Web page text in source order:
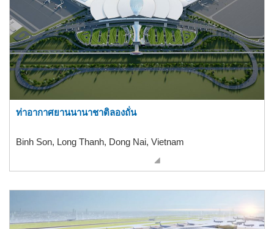
ท่าอากาศยานนานาชาติลองถั่น
Binh Son, Long Thanh, Dong Nai, Vietnam